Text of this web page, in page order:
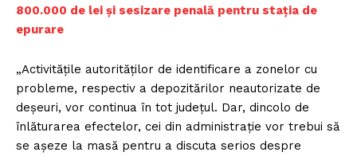
800.000 de lei și sesizare penală pentru stația de
epurare
„Activităţile autorităţilor de identificare a zonelor cu
probleme, respectiv a depozitărilor neautorizate de
deşeuri, vor continua în tot judeţul. Dar, dincolo de
înlăturarea efectelor, cei din administraţie vor trebui să
se aşeze la masă pentru a discuta serios despre